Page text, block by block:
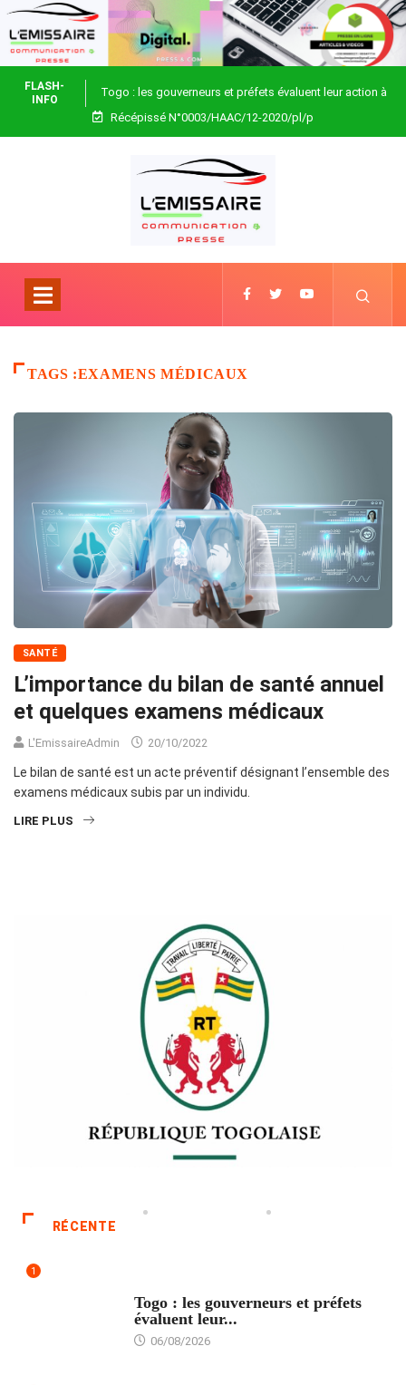
FLASH-
INFO
Togo : les gouverneurs et préfets évaluent leur action à
Blitta
Récépissé N°0003/HAAC/12-2020/pl/p
TAGS :EXAMENS MÉDICAUX
SANTÉ
L’importance du bilan de santé annuel
et quelques examens médicaux
L'EmissaireAdmin 20/10/2022
Le bilan de santé est un acte préventif désignant l’ensemble des
examens médicaux subis par un individu.
LIRE PLUS
RÉCENTE
1
Togo : les gouverneurs et préfets
évaluent leur...
06/08/2026